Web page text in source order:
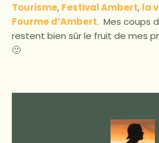
Tourisme, Festival Ambert, la
Fourme d’Ambert. Mes coups
restent bien sûr le fruit de mes
🙂